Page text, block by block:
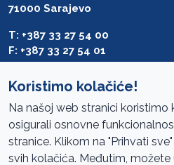
71000 Sarajevo
T: +387 33 27 54 00
F: +387 33 27 54 01
Pristup informacijama
Mapa sajta
Koristimo kolačiće!
Na našoj web stranici koristimo
osigurali osnovne
stranice. Klikom na "Prihvati
svih kolačića. Međutim,